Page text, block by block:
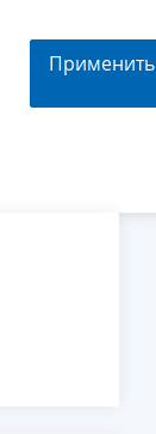
Применить